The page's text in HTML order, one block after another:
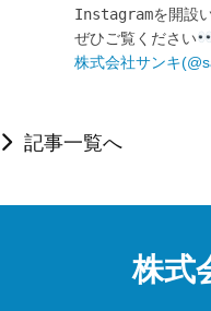
Instagramを開設
ぜひご覧ください
株式会社サンキ
記事一覧へ
株式